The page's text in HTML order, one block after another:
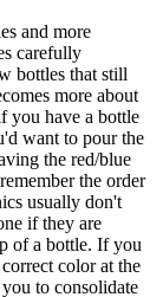
and more
carefully
bottles that still
more about
you have a bottle
want to pour the
the red/blue
the order
usually don't
if they are
of a bottle. If you
color at the
to consolidate